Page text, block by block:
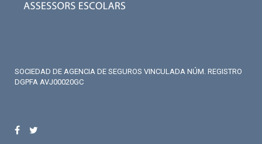
SOCIEDAD DE AGENCIA DE SEGUROS VINCULADA NÚM. REGISTRO
DGPFA AVJ00020GC